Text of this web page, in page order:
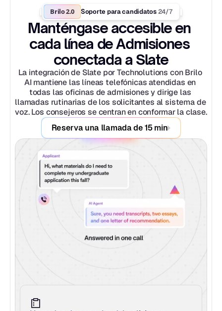
Brilo 2.0 Soporte para candidatos 24/7
Manténgase accesible en
cada línea de Admisiones
conectada a Slate
La integración de Slate por Technolutions con Brilo
AI mantiene las líneas telefónicas atendidas en
todas las oficinas de admisiones y dirige las
llamadas rutinarias de los solicitantes al sistema de
voz. Los consejeros se centran en conformar la clase.
Reserva una llamada de 15 min